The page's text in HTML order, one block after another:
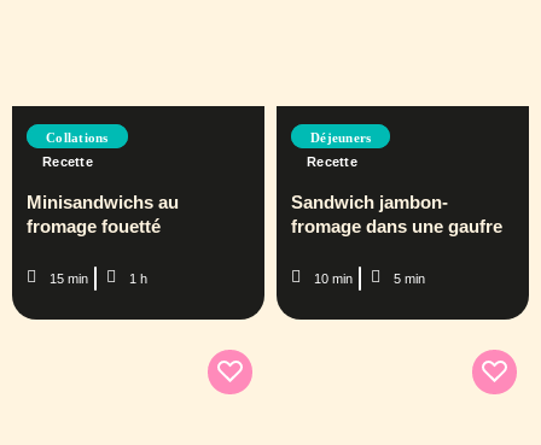
Collations
Recette
Minisandwichs au
fromage fouetté
15 min 1 h
Déjeuners
Recette
Sandwich jambon-
fromage dans une gaufre
10 min 5 min